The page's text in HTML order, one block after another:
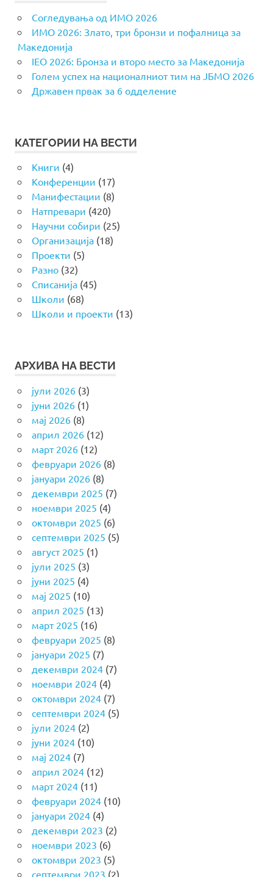
Согледувања од ИМО 2026
ИМО 2026: Злато, три бронзи и пофалница за
Македонија
IEO 2026: Бронза и второ место за Македонија
Голем успех на националниот тим на ЈБМО 2026
Државен првак за 6 одделение
КАТЕГОРИИ НА ВЕСТИ
Книги (4)
Конференции (17)
Манифестации (8)
Натпревари (420)
Научни собири (25)
Организација(18)
Проекти (5)
Разно(32)
Списанија(45)
Школи (68)
Школи и проекти (13)
АРХИВА НА ВЕСТИ
јули 2026(3)
јуни 2026(1)
мај 2026(8)
април 2026(12)
март 2026(12)
февруари 2026(8)
јануари 2026(8)
декември 2025 (7)
ноември 2025 (4)
октомври 2025 (6)
септември 2025 (5)
август 2025 (1)
јули 2025 (3)
јуни 2025 (4)
мај 2025 (10)
април 2025 (13)
март 2025 (16)
февруари 2025 (8)
јануари 2025 (7)
декември 2024(7)
ноември 2024(4)
октомври 2024(7)
септември 2024(5)
јули 2024(2)
јуни 2024(10)
мај 2024(7)
април 2024(12)
март 2024(11)
февруари 2024(10)
јануари 2024(4)
декември 2023 (2)
ноември 2023 (6)
октомври 2023 (5)
септември 2023 (2)